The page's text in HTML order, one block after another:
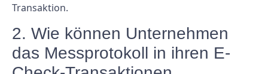
Transaktion.
2. Wie können Unternehmen
das Messprotokoll in ihren E-